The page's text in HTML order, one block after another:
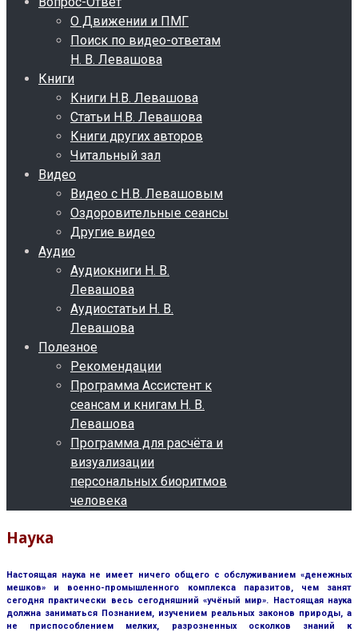
О Движении и ПМГ
Поиск по видео-ответам
Н. В. Левашова
Книги
Книги Н.В. Левашова
Статьи Н.В. Левашова
Книги других авторов
Читальный зал
Видео
Видео с Н.В. Левашовым
Оздоровительные сеансы
Другие видео
Аудио
Аудиокниги Н. В.
Левашова
Аудиостатьи Н. В.
Левашова
Полезное
Рекомендации
Программа Ассистент к
сеансам и книгам Н. В.
Левашова
Программа для расчёта и
визуализации
персональных биоритмов
человека
Наука
Настоящая наука не имеет ничего общего с обслуживанием «денежных
мешков» и военно-промышленного комплекса паразитов, чем занят
сегодня практически весь сегодняшний «учёный мир». Настоящая наука
должна заниматься Познанием, изучением реальных законов природы, а
не приспособлением мелких, разрозненных осколков знаний к